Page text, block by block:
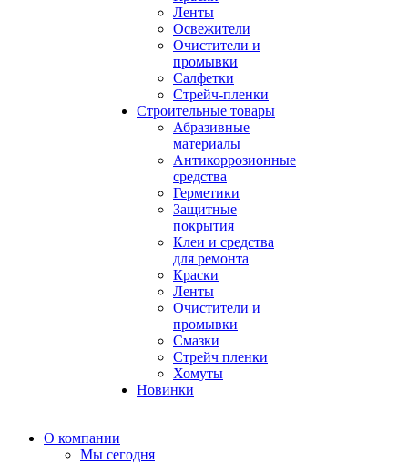
Ленты
Освежители
Очистители и
промывки
Салфетки
Стрейч-пленки
Строительные товары
Абразивные
материалы
Антикоррозионные
средства
Герметики
Защитные
покрытия
Клеи и средства
для ремонта
Краски
Ленты
Очистители и
промывки
Смазки
Стрейч пленки
Хомуты
Новинки
О компании
Мы сегодня